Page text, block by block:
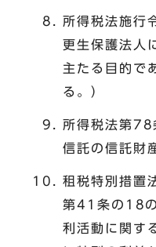
所得税法施行
更生保護法人
主たる目的で
る。）
所得税法第78
信託の信託財
租税特別措置
第41条の18
利活動に関す